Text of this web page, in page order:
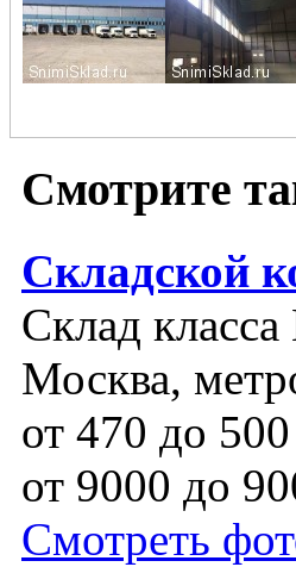
Смотрите
Складской
Склад
Москва,
от 470 до
от 9000 до
Смотреть